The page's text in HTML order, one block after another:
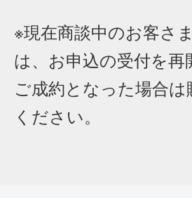
※現在商談中のお客さ
は、お申込の受付を再
ご成約となった場合
ください。